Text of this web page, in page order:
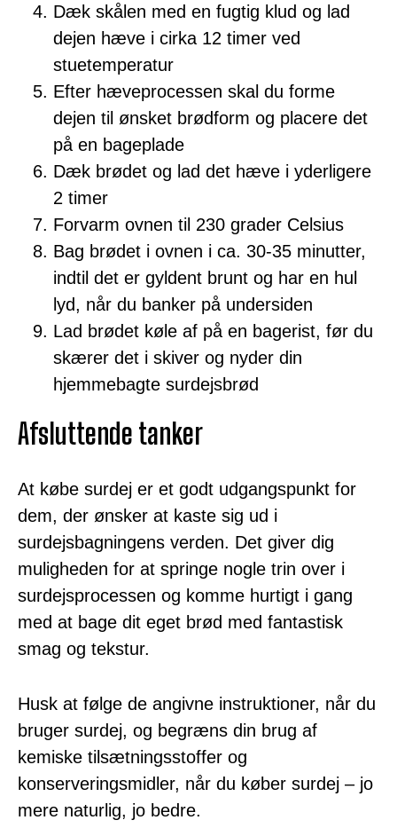
Dæk skålen med en fugtig klud og lad
dejen hæve i cirka 12 timer ved
stuetemperatur
Efter hæveprocessen skal du forme
dejen til ønsket brødform og placere det
på en bageplade
Dæk brødet og lad det hæve i yderligere
2 timer
Forvarm ovnen til 230 grader Celsius
Bag brødet i ovnen i ca. 30-35 minutter,
indtil det er gyldent brunt og har en hul
lyd, når du banker på undersiden
Lad brødet køle af på en bagerist, før du
skærer det i skiver og nyder din
hjemmebagte surdejsbrød
Afsluttende tanker
At købe surdej er et godt udgangspunkt for
dem, der ønsker at kaste sig ud i
surdejsbagningens verden. Det giver dig
muligheden for at springe nogle trin over i
surdejsprocessen og komme hurtigt i gang
med at bage dit eget brød med fantastisk
smag og tekstur.
Husk at følge de angivne instruktioner, når du
bruger surdej, og begræns din brug af
kemiske tilsætningsstoffer og
konserveringsmidler, når du køber surdej – jo
mere naturlig, jo bedre.